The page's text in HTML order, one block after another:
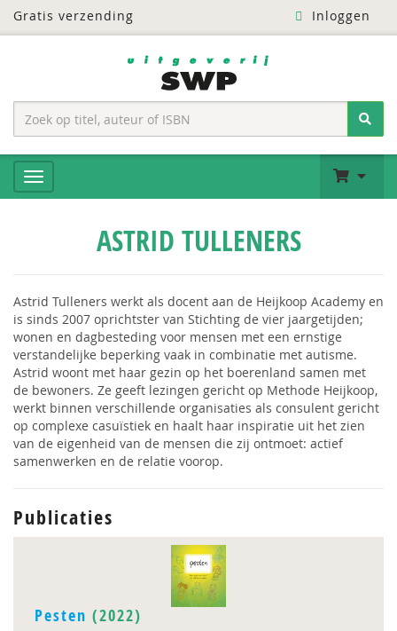
Gratis verzending Inloggen
ASTRID TULLENERS
Astrid Tulleners werkt als docent aan de Heijkoop Academy en
is sinds 2007 oprichtster van Stichting de vier jaargetijden;
wonen en dagbesteding voor mensen met een ernstige
verstandelijke beperking vaak in combinatie met autisme.
Astrid woont met haar gezin op het boerenland samen met
de bewoners. Ze geeft lezingen gericht op Methode Heijkoop,
werkt binnen verschillende organisaties als consulent gericht
op complexe casuïstiek en haalt haar inspiratie uit het zien
van de eigenheid van de mensen die zij ontmoet: actief
samenwerken en de relatie voorop.
Publicaties
Pesten (2022)